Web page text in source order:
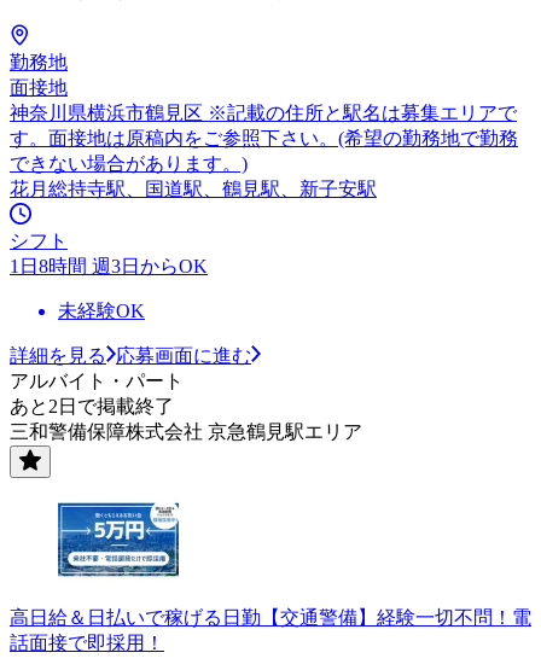
勤務地
面接地
神奈川県横浜市鶴見区 ※記載の住所と駅名は募集エリアで
す。面接地は原稿内をご参照下さい。(希望の勤務地で勤務
できない場合があります。)
花月総持寺駅、国道駅、鶴見駅、新子安駅
シフト
1日8時間 週3日からOK
未経験OK
詳細を見る
応募画面に進む
アルバイト・パート
あと2日で掲載終了
三和警備保障株式会社 京急鶴見駅エリア
高日給＆日払いで稼げる日勤【交通警備】経験一切不問！電
話面接で即採用！